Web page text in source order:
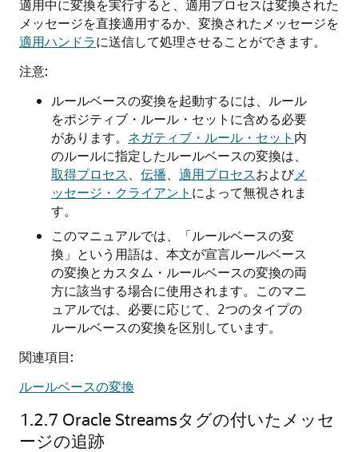
適用中に変換を実行すると、適用プロセスは変換された
メッセージを直接適用するか、変換されたメッセージを
適用ハンドラに送信して処理させることができます。
注意:
ルールベースの変換を起動するには、ルール
をポジティブ・ルール・セットに含める必要
があります。 ネガティブ・ルール・セット 内
のルールに指定したルールベースの変換は、
取得プロセス
伝播 適用プロセスおよびメ
ッセージ・クライアント によって無視されま
す。
このマニュアルでは、「ルールベースの変
換」という用語は、本文が宣言ルールベース
の変換とカスタム・ルールベースの変換の両
方に該当する場合に使用されます。このマニ
ュアルでは、必要に応じて、2つのタイプの
ルールベースの変換を区別しています。
関連項目:
ルールベースの変換
1.2.7 Oracle Streamsタグの付いたメッセ
ージの追跡